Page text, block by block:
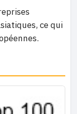
ce qui